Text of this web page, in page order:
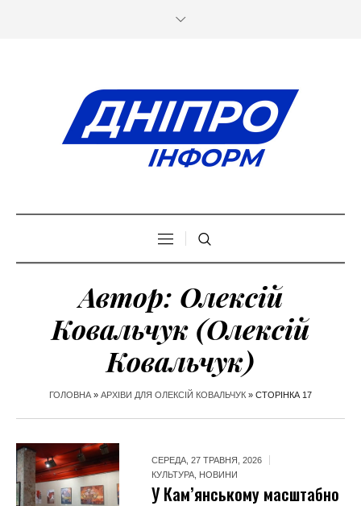
Автор: Олексій
Ковальчук (Олексій
Ковальчук)
ГОЛОВНА » АРХІВИ ДЛЯ ОЛЕКСІЙ КОВАЛЬЧУК » СТОРІНКА 17
СЕРЕДА, 27 ТРАВНЯ, 2026
КУЛЬТУРА НОВИНИ
У Кам’янському масштабно